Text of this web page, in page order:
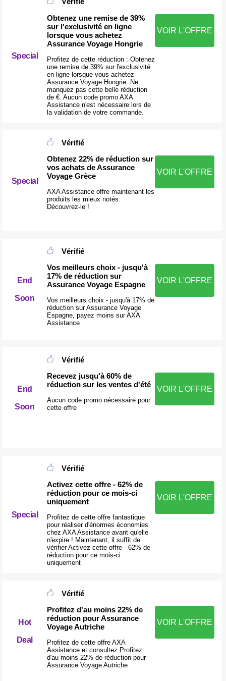
Special
Obtenez une remise de 39%
sur l'exclusivité en ligne
lorsque vous achetez
Assurance Voyage Hongrie
Profitez de cette réduction : Obtenez
une remise de 39% sur l'exclusivité
en ligne lorsque vous achetez
Assurance Voyage Hongrie. Ne
manquez pas cette belle réduction
de €. Aucun code promo AXA
Assistance n'est nécessaire lors de
la validation de votre commande.
VOIR L'OFFRE
Special
Vérifié
Obtenez 22% de réduction sur
vos achats de Assurance
Voyage Grèce
AXA Assistance offre maintenant les
produits les mieux notés.
Découvrez-le !
VOIR L'OFFRE
End
Soon
Vérifié
Vos meilleurs choix - jusqu'à
17% de réduction sur
Assurance Voyage Espagne
Vos meilleurs choix - jusqu'à 17% de
réduction sur Assurance Voyage
Espagne, payez moins sur AXA
Assistance
VOIR L'OFFRE
End
Soon
Vérifié
Recevez jusqu'à 60% de
réduction sur les ventes d'été
Aucun code promo nécessaire pour
cette offre
VOIR L'OFFRE
Special
Vérifié
Activez cette offre - 62% de
réduction pour ce mois-ci
uniquement
Profitez de cette offre fantastique
pour réaliser d'énormes économies
chez AXA Assistance avant qu'elle
n'expire ! Maintenant, il suffit de
vérifier Activez cette offre - 62% de
réduction pour ce mois-ci
uniquement
VOIR L'OFFRE
Hot
Deal
Vérifié
Profitez d'au moins 22% de
réduction pour Assurance
Voyage Autriche
Profitez de cette offre AXA
Assistance et consultez Profitez
d'au moins 22% de réduction pour
Assurance Voyage Autriche
VOIR L'OFFRE